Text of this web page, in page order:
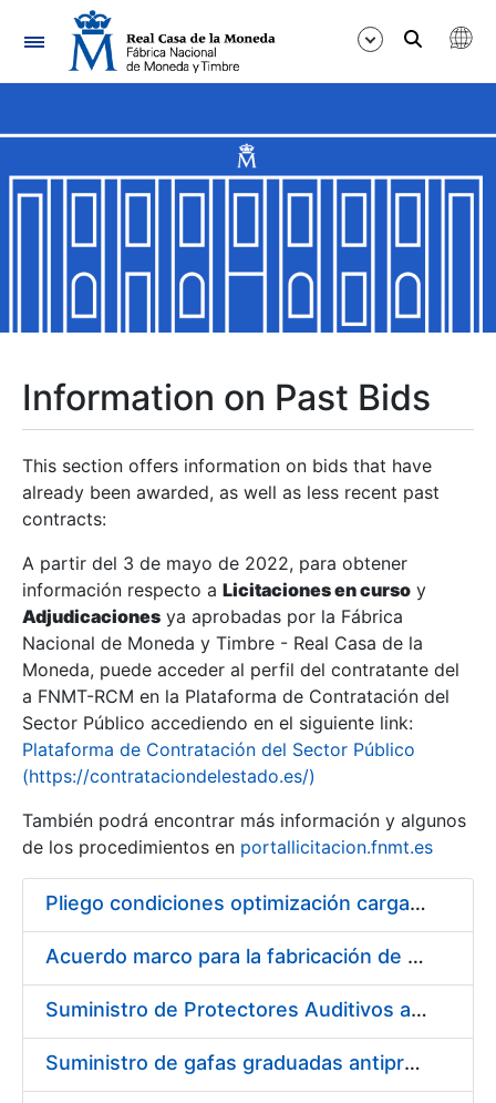
Navigation
Show/Hide
Show/Hide
Show/Hide
Show/Hide
Show/Hide
Show/Hide
Information on Past Bids
This section offers information on bids that have
already been awarded, as well as less recent past
contracts:
A partir del 3 de mayo de 2022, para obtener
información respecto a Licitaciones en curso y
Adjudicaciones ya aprobadas por la Fábrica
Nacional de Moneda y Timbre - Real Casa de la
Moneda, puede acceder al perfil del contratante del
a FNMT-RCM en la Plataforma de Contratación del
Sector Público accediendo en el siguiente link:
Plataforma de Contratación del Sector Público
(https://contrataciondelestado.es/)
También podrá encontrar más información y algunos
de los procedimientos en portallicitacion.fnmt.es
Pliego condiciones optimización cargas compras firmado
Acuerdo marco para la fabricación de piezas
Suministro de Protectores Auditivos a medida para las personas trabajadoras de los Centros de Trabajo de Madrid y Burgos
Suministro de gafas graduadas antiproyecciones para los trabajadores de la FNMT-RCM en los centros de trabajo de Madrid y Burgos